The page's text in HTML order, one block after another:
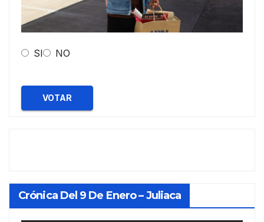
SI NO
VOTAR
Crónica Del 9 De Enero – Juliaca